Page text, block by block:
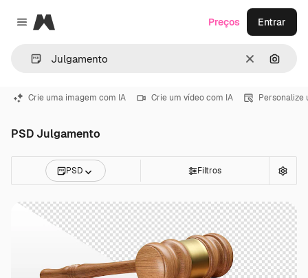
Close menu
Magnific
Limpar
Preços Entrar
Crie uma imagem com IA Crie um vídeo com IA Personalize
PSD Julgamento
PSD Filtros